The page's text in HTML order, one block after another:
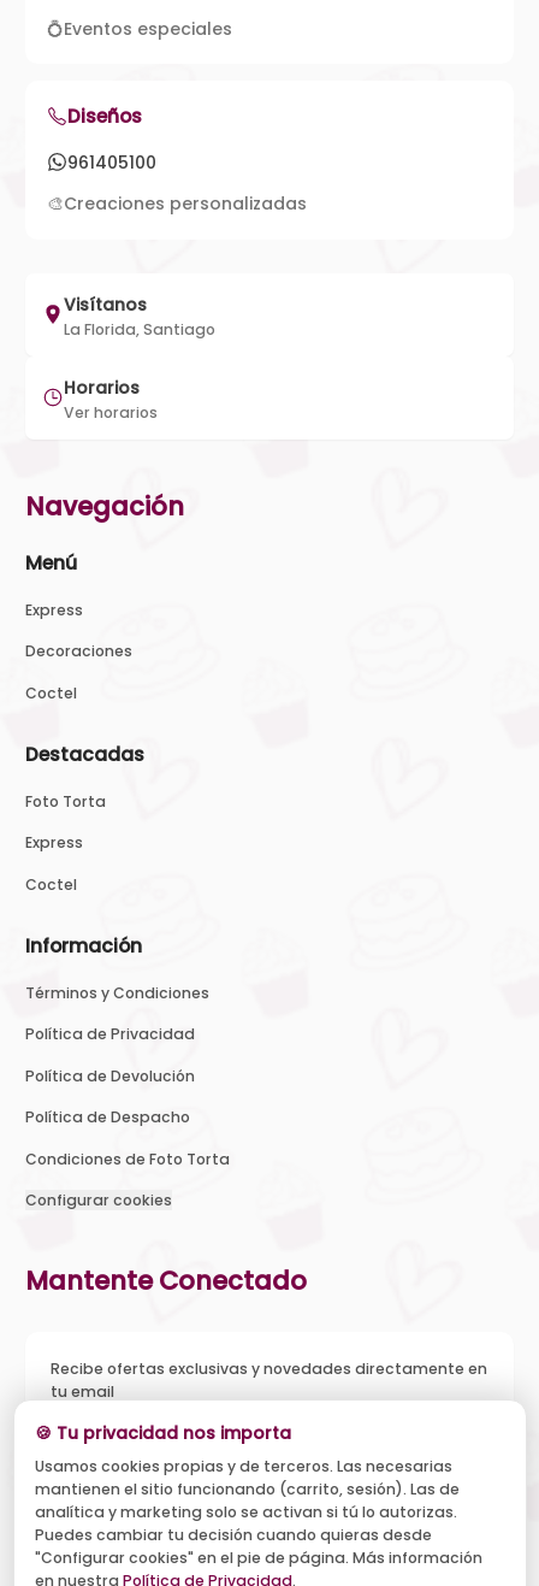
💍Eventos especiales
Diseños
961405100
🎨Creaciones personalizadas
Visítanos
La Florida, Santiago
Horarios
Ver horarios
Navegación
Menú
Express
Decoraciones
Coctel
Destacadas
Foto Torta
Express
Coctel
Información
Términos y Condiciones
Política de Privacidad
Política de Devolución
Política de Despacho
Condiciones de Foto Torta
Configurar cookies
Mantente Conectado
Recibe ofertas exclusivas y novedades directamente en
tu email
Acepto recibir novedades y ofertas, y el tratamiento de mi
email según la Política de Privacidad . Puedo darme de baja
cuando quiera.
Suscribirse
🍪 Tu privacidad nos importa
Usamos cookies propias y de terceros. Las necesarias
mantienen el sitio funcionando (carrito, sesión). Las de
analítica y marketing solo se activan si tú lo autorizas.
Puedes cambiar tu decisión cuando quieras desde
"Configurar cookies" en el pie de página. Más información
en nuestra Política de Privacidad.